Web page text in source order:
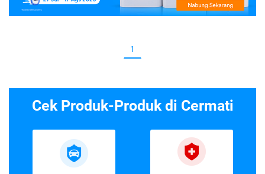
1
Cek Produk-Produk di Cermati